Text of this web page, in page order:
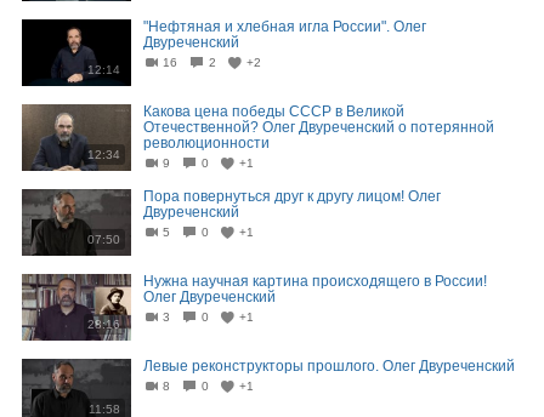
12:14
"Нефтяная и хлебная игла России". Олег
Двуреченский
16 2 +2
12:34
Какова цена победы СССР в Великой
Отечественной? Олег Двуреченский о потерянной
революционности
9 0 +1
07:50
Пора повернуться друг к другу лицом! Олег
Двуреченский
5 0 +1
28:16
Нужна научная картина происходящего в России!
Олег Двуреченский
3 0 +1
11:58
Левые реконструкторы прошлого. Олег Двуреченский
8 0 +1